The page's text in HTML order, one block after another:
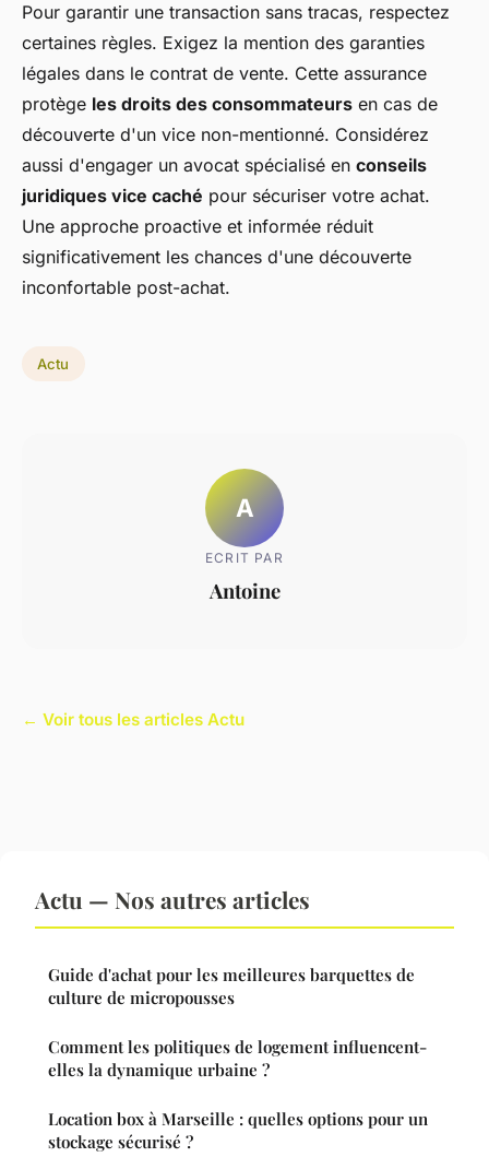
Pour garantir une transaction sans tracas, respectez
certaines règles. Exigez la mention des garanties
légales dans le contrat de vente. Cette assurance
protège les droits des consommateurs en cas de
découverte d'un vice non-mentionné. Considérez
aussi d'engager un avocat spécialisé en conseils
juridiques vice caché pour sécuriser votre achat.
Une approche proactive et informée réduit
significativement les chances d'une découverte
inconfortable post-achat.
Actu
A
ECRIT PAR
Antoine
← Voir tous les articles Actu
Actu — Nos autres articles
Guide d'achat pour les meilleures barquettes de
culture de micropousses
Comment les politiques de logement influencent-
elles la dynamique urbaine ?
Location box à Marseille : quelles options pour un
stockage sécurisé ?